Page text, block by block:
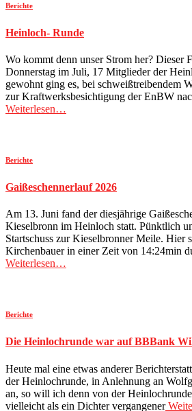
Berichte
Heinloch- Runde
Wo kommt denn unser Strom her? Dieser
Donnerstag im Juli, 17 Mitglieder der
gewohnt ging es, bei schweißtreibendem
zur Kraftwerksbesichtigung der EnBW
Weiterlesen…
Berichte
Gaißeschennerlauf 2026
Am 13. Juni fand der diesjährige
Kieselbronn im Heinloch statt. Pünktlich
Startschuss zur Kieselbronner Meile. Hier
Kirchenbauer in einer Zeit von 14:24min
Weiterlesen…
Berichte
Die Heinlochrunde war auf BBBank
Heute mal eine etwas anderer
der Heinlochrunde, in Anlehnung an
an, so will ich denn von der
vielleicht als ein Dichter vergangener